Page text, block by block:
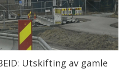
Utskifting av gamle